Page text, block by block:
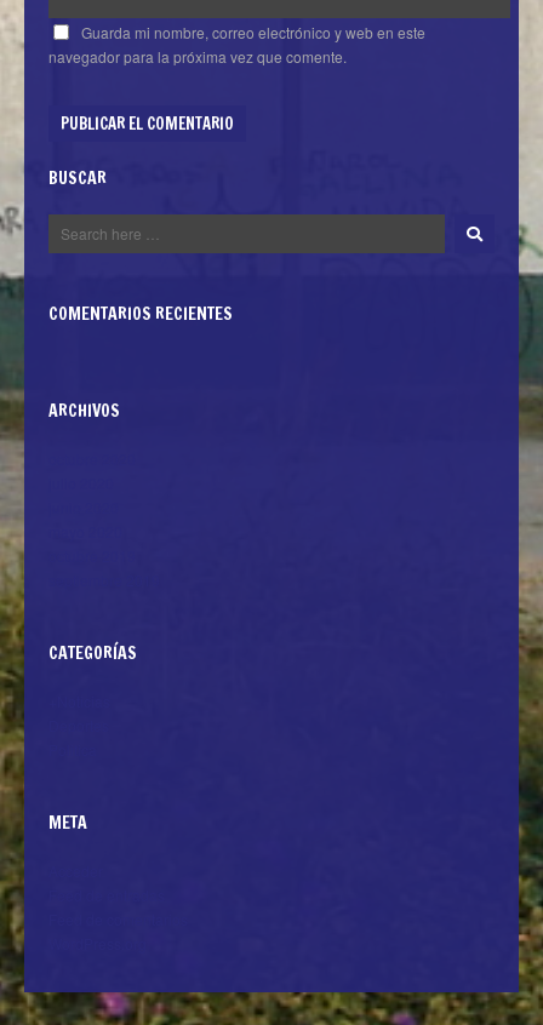
Guarda mi nombre, correo electrónico y web en este
navegador para la próxima vez que comente.
BUSCAR
COMENTARIOS RECIENTES
ARCHIVOS
CATEGORÍAS
META